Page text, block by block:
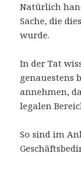
Natürlich
Sache, die
wurde.
In der Tat
genauestens
annehmen,
legalen
So sind im